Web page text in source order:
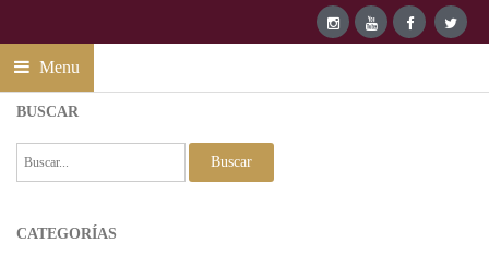
Menu
BUSCAR
Buscar
CATEGORÍAS